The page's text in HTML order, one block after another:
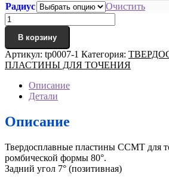
Радиус
Очистить
Количество
товара
Твердосплавные
пластины
CCMT
120404
В корзину
Артикул: tp0007-1 Категория:
ПЛАСТИНЫ ДЛЯ ТОЧЕНИЯ
Описание
Детали
Описание
Твердосплавные пластины CCMT для
ромбической формы 80°.
Задний угол 7° (позитивная)